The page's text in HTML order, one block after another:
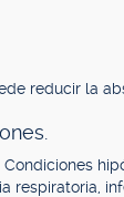
reducir la
Condiciones
respiratoria,